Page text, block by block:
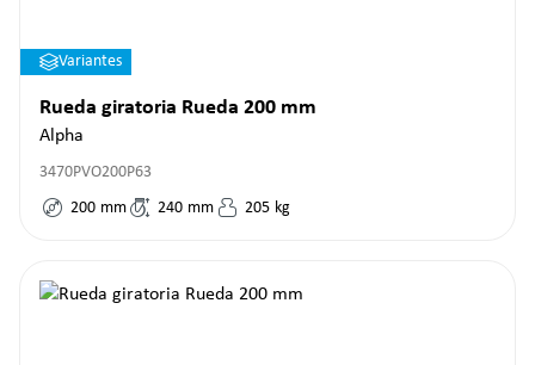
Variantes
Rueda giratoria Rueda 200 mm
Alpha
3470PVO200P63
200 mm 240 mm 205 kg